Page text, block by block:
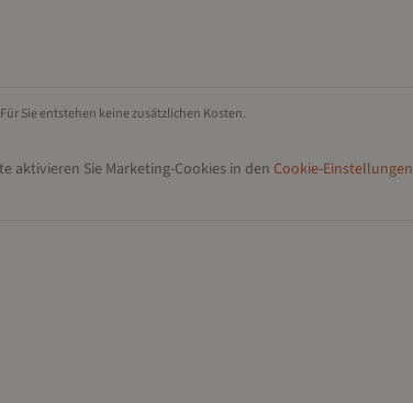
Sie entstehen keine zusätzlichen Kosten.
aktivieren Sie Marketing-Cookies in den Cookie-Einstellungen